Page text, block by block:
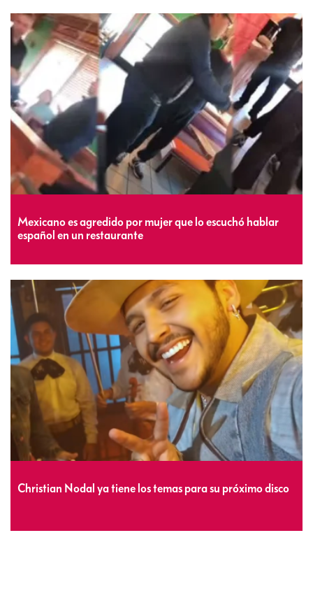
Mexicano es agredido por mujer que lo escuchó hablar
español en un restaurante
Christian Nodal ya tiene los temas para su próximo disco